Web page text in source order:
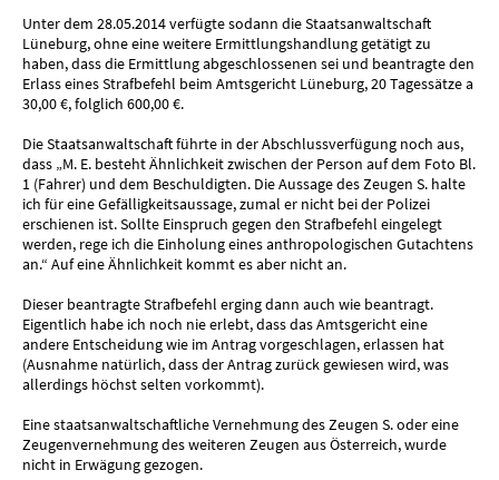
Unter dem 28.05.2014 verfügte sodann die Staatsanwaltschaft
Lüneburg, ohne eine weitere Ermittlungshandlung getätigt zu
haben, dass die Ermittlung abgeschlossenen sei und beantragte den
Erlass eines Strafbefehl beim Amtsgericht Lüneburg, 20 Tagessätze a
30,00 €, folglich 600,00 €.
Die Staatsanwaltschaft führte in der Abschlussverfügung noch aus,
dass „M. E. besteht Ähnlichkeit zwischen der Person auf dem Foto Bl.
1 (Fahrer) und dem Beschuldigten. Die Aussage des Zeugen S. halte
ich für eine Gefälligkeitsaussage, zumal er nicht bei der Polizei
erschienen ist. Sollte Einspruch gegen den Strafbefehl eingelegt
werden, rege ich die Einholung eines anthropologischen Gutachtens
an.“ Auf eine Ähnlichkeit kommt es aber nicht an.
Dieser beantragte Strafbefehl erging dann auch wie beantragt.
Eigentlich habe ich noch nie erlebt, dass das Amtsgericht eine
andere Entscheidung wie im Antrag vorgeschlagen, erlassen hat
(Ausnahme natürlich, dass der Antrag zurück gewiesen wird, was
allerdings höchst selten vorkommt).
Eine staatsanwaltschaftliche Vernehmung des Zeugen S. oder eine
Zeugenvernehmung des weiteren Zeugen aus Österreich, wurde
nicht in Erwägung gezogen.